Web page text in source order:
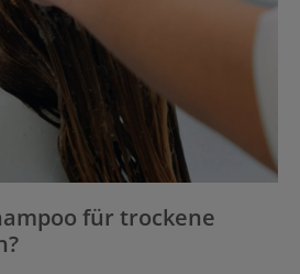
für trockene